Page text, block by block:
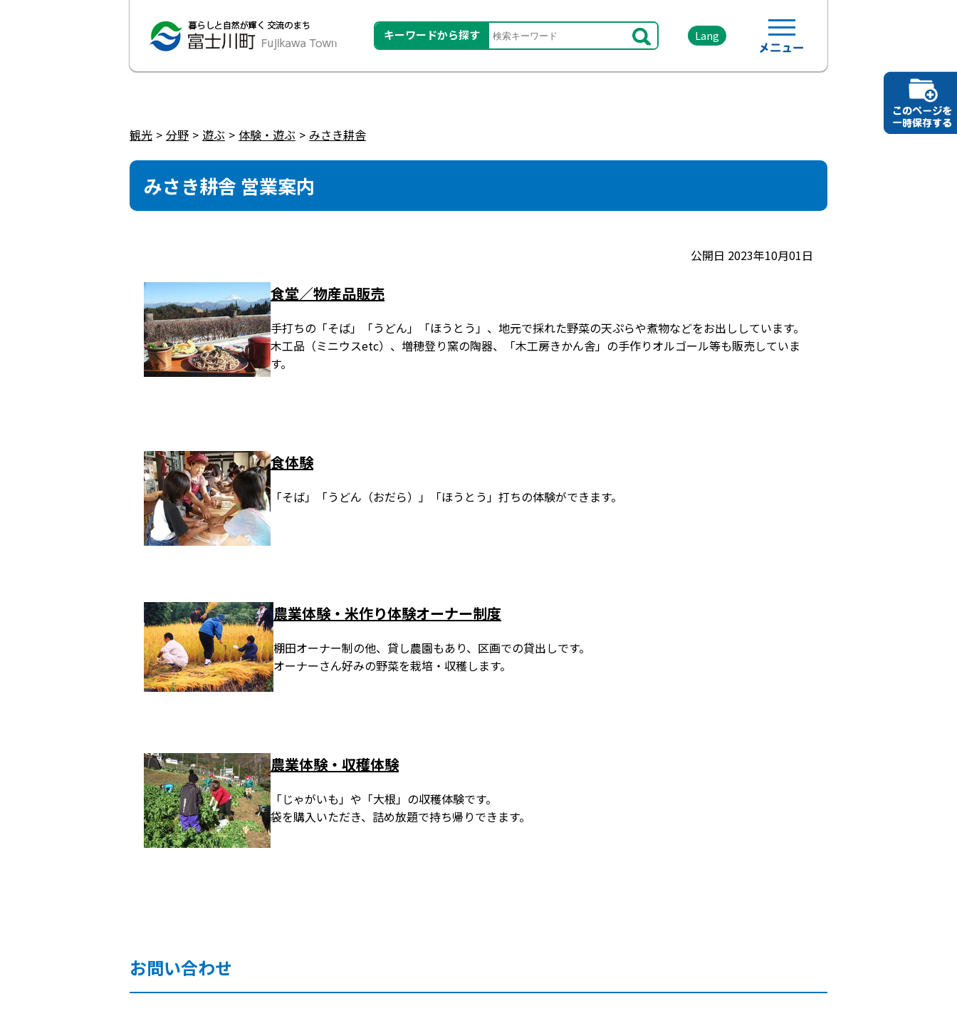
キーワードから探す Lang
観光 分野 遊ぶ 体験・遊ぶ みさき耕舎
みさき耕舎 営業案内
公開日 2023年10月01日
食堂／物産品販売
手打ちの「そば」「うどん」「ほうとう」、地元で採れた野菜の天ぷらや煮物などをお出ししています。
木工品（ミニウスetc）、増穂登り窯の陶器、「木工房きかん舎」の手作りオルゴール等も販売していま
す。
食体験
「そば」「うどん（おだら）」「ほうとう」打ちの体験ができます。
農業体験・米作り体験オーナー制度
棚田オーナー制の他、貸し農園もあり、区画での貸出しです。
オーナーさん好みの野菜を栽培・収穫します。
農業体験・収穫体験
「じゃがいも」や「大根」の収穫体験です。
袋を購入いただき、詰め放題で持ち帰りできます。
お問い合わせ